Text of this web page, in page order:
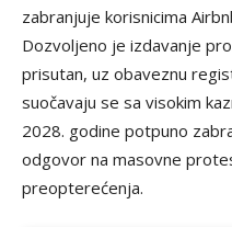
zabranjuje korisnicima
Dozvoljeno je izdavanje
prisutan, uz obaveznu
suočavaju se sa visokim
2028. godine potpuno
odgovor na masovne
preopterećenja.